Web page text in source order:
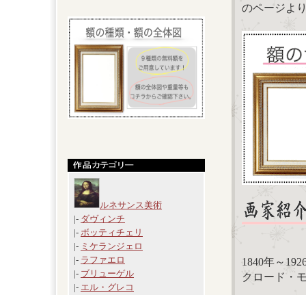
ルネサンス美術
|- ダヴィンチ
|- ボッティチェリ
|- ミケランジェロ
|- ラファエロ
|- ブリューゲル
|- エル・グレコ
のページよ
1840年～
クロード